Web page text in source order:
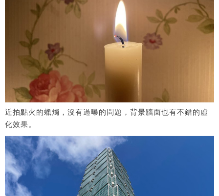
近拍點火的蠟燭，沒有過曝的問題，背景牆面也有不錯的虛
化效果。